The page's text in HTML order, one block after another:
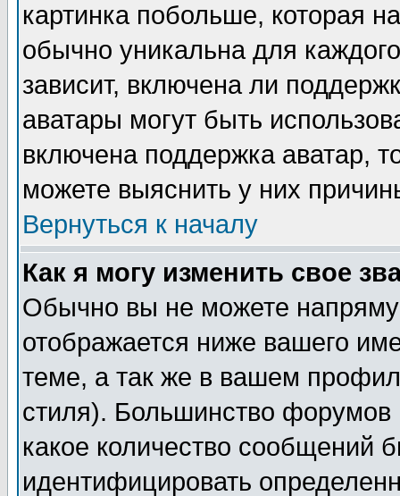
картинка побольше, которая
обычно уникальна для
зависит, включена ли
аватары могут быть
включена поддержка аватар,
можете выяснить у них
Вернуться к началу
Как я могу изменить свое
Обычно вы не можете
отображается ниже вашего
теме, а так же в вашем
стиля). Большинство форумов
какое количество сообщений
идентифицировать